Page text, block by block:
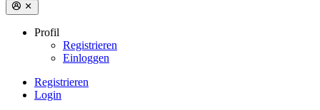
Profil
Registrieren
Einloggen
Registrieren
Login